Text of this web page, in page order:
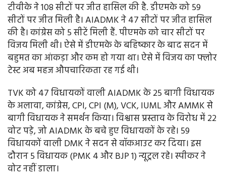
टीवीके ने 108 सीटों पर जीत हासिल की है. डीएमके को 59
सीटों पर जीत मिली है। AIADMK ने 47 सीटों पर जीत हासिल
की है। कांग्रेस को 5 सीटें मिली हैं. पीएमके को चार सीटों पर
विजय मिली थी। ऐसे में डीएमके के बहिष्कार के बाद सदन में
बहुमत का आंकड़ा और कम हो गया था। ऐसे में विजय का फ्लोर
टेस्ट अब महज औपचारिकता रह गई थी।
TVK को 47 विधायकों वाली AIADMK के 25 बागी विधायक
के अलावा, कांग्रेस, CPI, CPI (M), VCK, IUML और AMMK से
बागी विधायक ने समर्थन किया। विश्वास प्रस्ताव के विरोध में 22
वोट पड़े, जो AIADMK के बचे हुए विधायकों के रहे। 59
विधायकों वाली DMK ने सदन से वॉकआउट कर दिया। इस
दौरान 5 विधायक (PMK 4 और BJP 1) न्यूट्रल रहे। स्पीकर ने
वोट नहीं डाला।